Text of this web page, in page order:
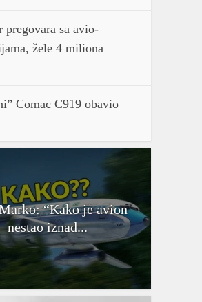
pregovara sa avio-
žele 4 miliona
Comac C919 obavio
“Kako je avion
nestao iznad...